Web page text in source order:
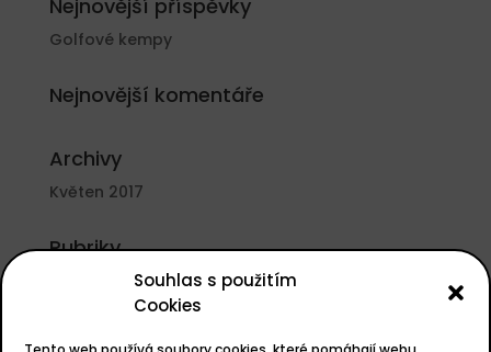
Souhlas s použitím
Cookies
Nejnovější příspěvky
Golfové kempy
Nejnovější komentáře
Archivy
Květen 2017
Rubriky
Nezařazené
Základní informace